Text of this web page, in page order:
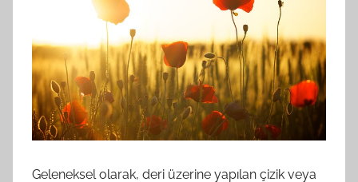
Geleneksel olarak, deri üzerine yapılan çizik veya